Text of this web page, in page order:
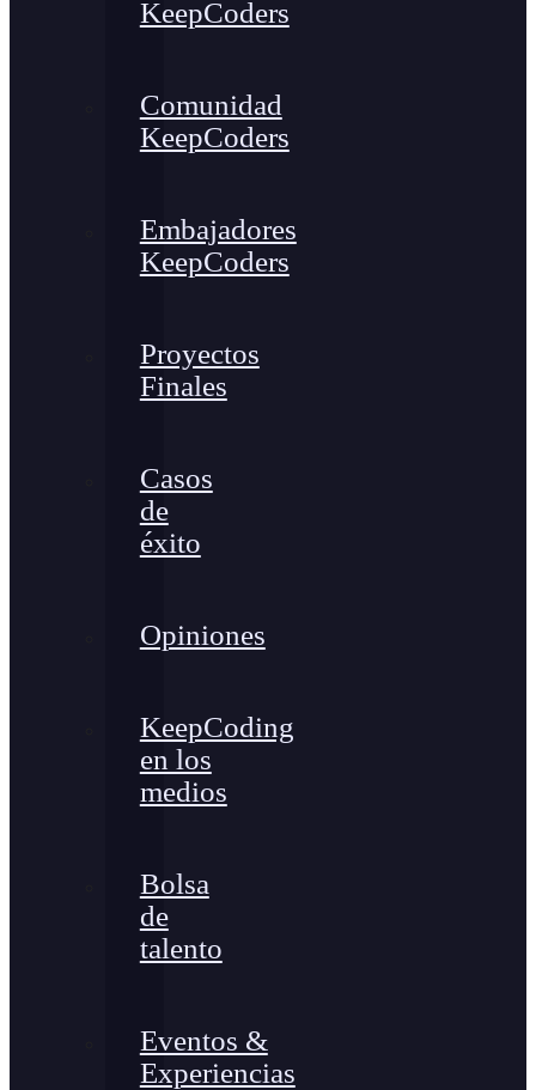
KeepCoders
Comunidad
KeepCoders
Embajadores
KeepCoders
Proyectos
Finales
Casos
de
éxito
Opiniones
KeepCoding
en los
medios
Bolsa
de
talento
Eventos &
Experiencias